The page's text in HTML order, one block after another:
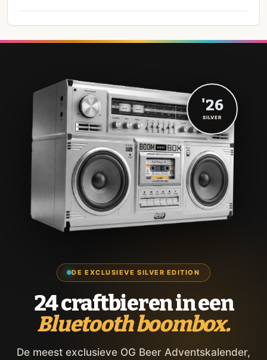
DE EXCLUSIEVE SILVER EDITION
24 craftbieren in een
Bluetooth boombox.
De meest exclusieve OG Beer Adventskalender,
'26
SILVER